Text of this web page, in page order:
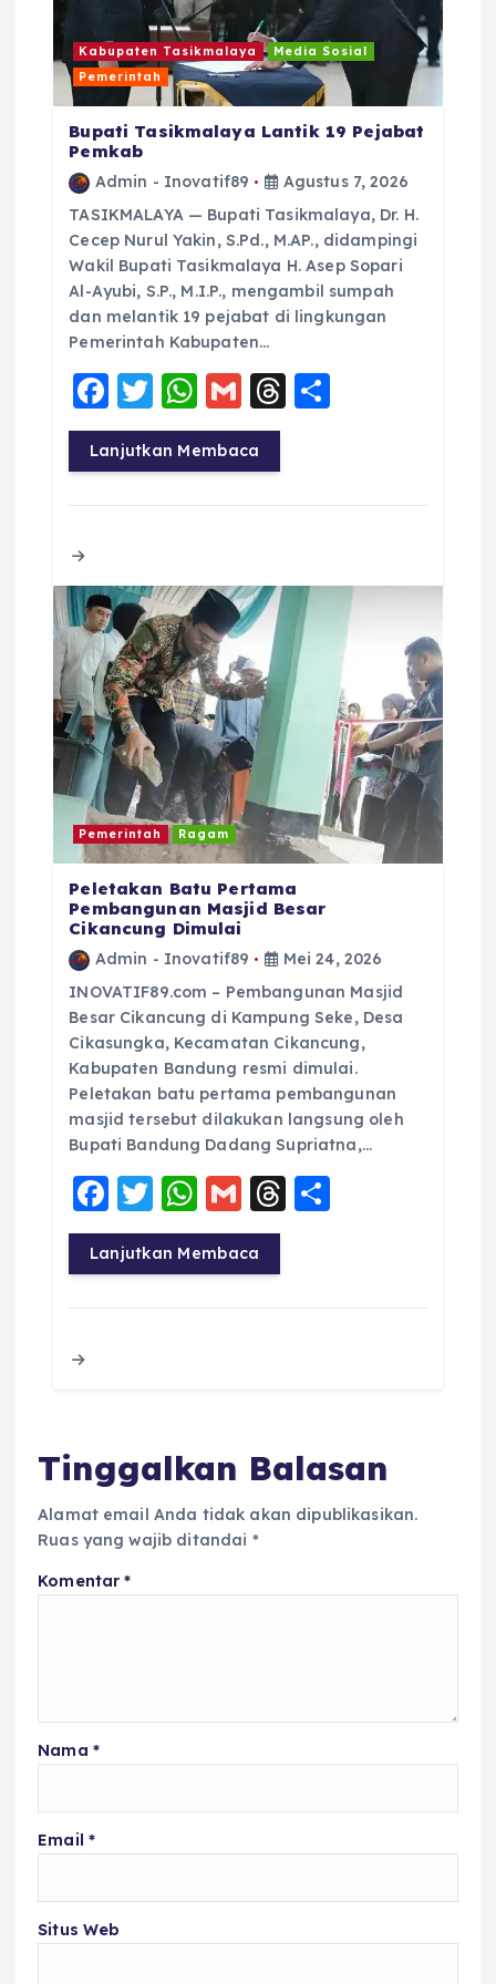
Kabupaten Tasikmalaya
Media Sosial
Pemerintah
Bupati Tasikmalaya Lantik 19 Pejabat
Pemkab
Admin - Inovatif89
Agustus 7, 2026
TASIKMALAYA — Bupati Tasikmalaya, Dr. H.
Cecep Nurul Yakin, S.Pd., M.AP., didampingi
Wakil Bupati Tasikmalaya H. Asep Sopari
Al-Ayubi, S.P., M.I.P., mengambil sumpah
dan melantik 19 pejabat di lingkungan
Pemerintah Kabupaten…
F
a
c
e
o
k
T
w
it
te
W
h
a
ts
p
G
m
ai
l
T
a re
Lanjutkan Membaca
Pemerintah Ragam
Peletakan Batu Pertama
Pembangunan Masjid Besar
Cikancung Dimulai
Admin - Inovatif89
Mei 24, 2026
INOVATIF89.com – Pembangunan Masjid
Besar Cikancung di Kampung Seke, Desa
Cikasungka, Kecamatan Cikancung,
Kabupaten Bandung resmi dimulai.
Peletakan batu pertama pembangunan
masjid tersebut dilakukan langsung oleh
Bupati Bandung Dadang Supriatna,…
F
a
c
e
T
w
it
te
W
h
a
ts
G
m
ai
l
T
a re
Lanjutkan Membaca
Tinggalkan Balasan
Alamat email Anda tidak akan dipublikasikan.
Ruas yang wajib ditandai *
Komentar*
Nama *
Email *
Situs Web